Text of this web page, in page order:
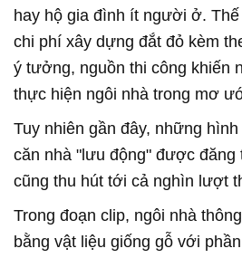
hay hộ gia đình ít người ở.
chi phí xây dựng đắt đỏ kèm
ý tưởng, nguồn thi công khiến
thực hiện ngôi nhà trong mơ
Tuy nhiên gần đây, những
căn nhà "lưu động" được đăng
cũng thu hút tới cả nghìn lượt
Trong đoạn clip, ngôi nhà
bằng vật liệu giống gỗ với